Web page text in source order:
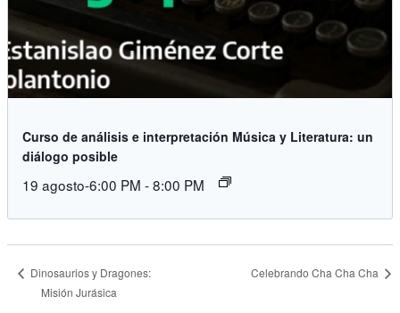
Curso de análisis e interpretación Música y Literatura: un
diálogo posible
19 agosto-6:00 PM -8:00 PM
Dinosaurios y Dragones:
Misión Jurásica
Celebrando Cha Cha Cha